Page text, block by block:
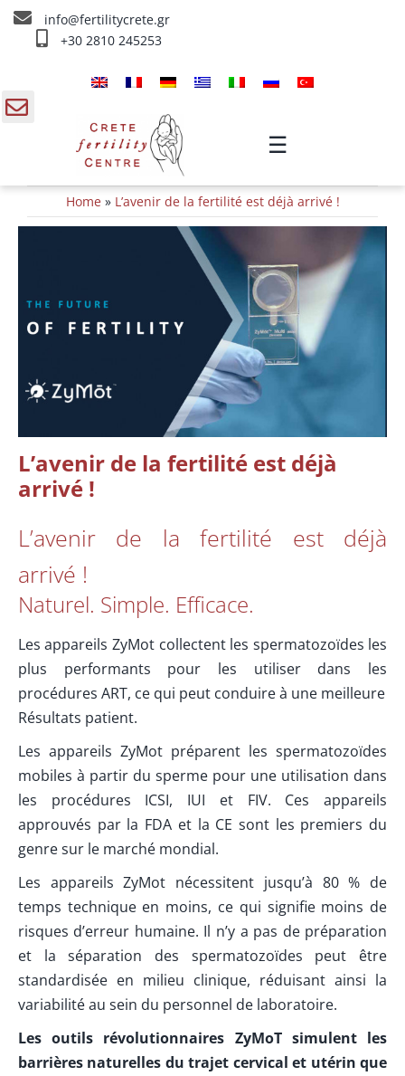
Skip
info@fertilitycrete.gr
+30 2810 245253
☰
À propos de nous
Fecondation traitements
Rajeunissement et Fertilité
Info
Home» L’avenir de la fertilité est déjà arrivé !
L’avenir de la fertilité est déjà
arrivé !
L’avenir de la fertilité est déjà
arrivé !
Naturel. Simple. Efficace.
Les appareils ZyMot collectent les spermatozoïdes les
plus performants pour les utiliser dans les
procédures ART, ce qui peut conduire à une meilleure
Résultats patient.
Les appareils ZyMot préparent les spermatozoïdes
mobiles à partir du sperme pour une utilisation dans
les procédures ICSI, IUI et FIV. Ces appareils
approuvés par la FDA et la CE sont les premiers du
genre sur le marché mondial.
Les appareils ZyMot nécessitent jusqu’à 80 % de
temps technique en moins, ce qui signifie moins de
risques d’erreur humaine. Il n’y a pas de préparation
et la séparation des spermatozoïdes peut être
standardisée en milieu clinique, réduisant ainsi la
variabilité au sein du personnel de laboratoire.
Les outils révolutionnaires ZyMoT simulent les
barrières naturelles du trajet cervical et utérin que